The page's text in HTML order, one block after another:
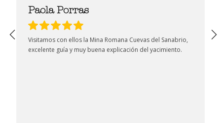
Paola Porras
Visitamos con ellos la Mina Romana Cuevas del Sanabrio,
excelente guía y muy buena explicación del yacimiento.